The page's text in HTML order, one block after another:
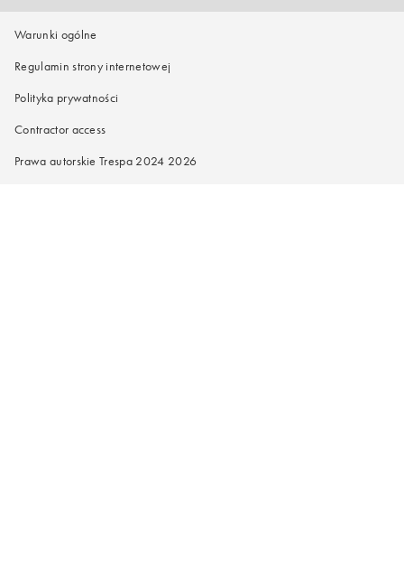
Warunki ogólne
Regulamin strony internetowej
Polityka prywatności
Contractor access
Prawa autorskie Trespa 2024 2026